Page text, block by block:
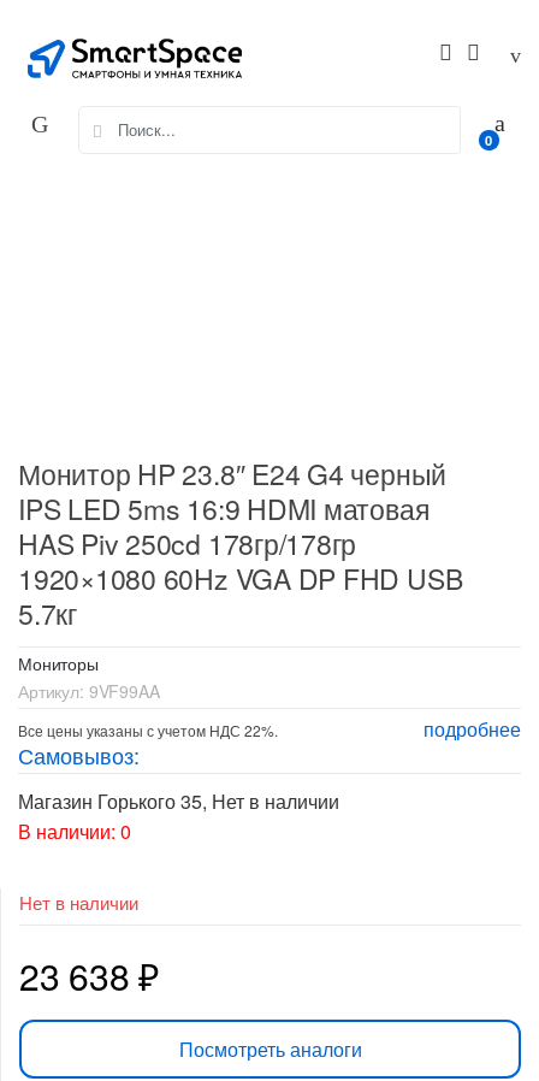
navigation
content
for:
0
Монитор HP 23.8″ E24 G4 черный
IPS LED 5ms 16:9 HDMI матовая
HAS Piv 250cd 178гр/178гр
1920×1080 60Hz VGA DP FHD USB
5.7кг
Мониторы
Артикул: 9VF99AA
подробнее
Все цены указаны с учетом НДС 22%.
Самовывоз:
Магазин Горького 35, Нет в наличии
В наличии: 0
Нет в наличии
23 638₽
Посмотреть аналоги